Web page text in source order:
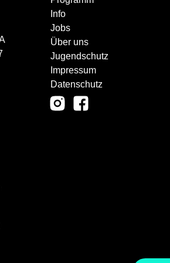
Info
Jobs
Über uns
Jugendschutz
Impressum
Datenschutz